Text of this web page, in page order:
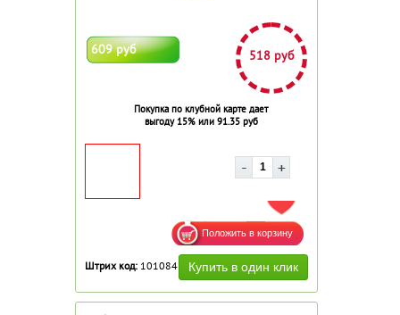
609 руб 518 руб
Покупка по клубной карте дает
выгоду 15% или 91.35 руб
ДОБАВИТЬ В ИЗБРАННОЕ
Штрих код: 101084